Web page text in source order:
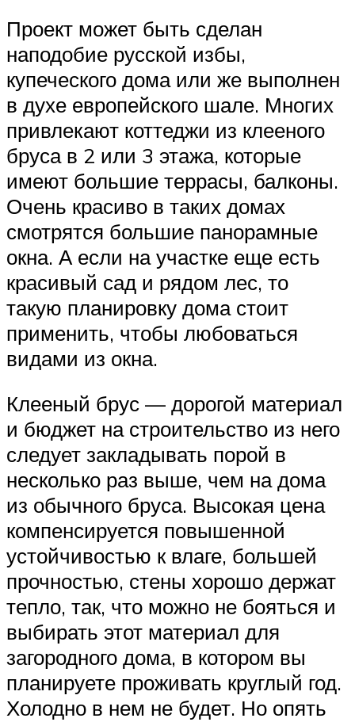
Проект может быть сделан
наподобие русской избы,
купеческого дома или же выполнен
в духе европейского шале. Многих
привлекают коттеджи из клееного
бруса в 2 или 3 этажа, которые
имеют большие террасы, балконы.
Очень красиво в таких домах
смотрятся большие панорамные
окна. А если на участке еще есть
красивый сад и рядом лес, то
такую планировку дома стоит
применить, чтобы любоваться
видами из окна.
Клееный брус — дорогой материал
и бюджет на строительство из него
следует закладывать порой в
несколько раз выше, чем на дома
из обычного бруса. Высокая цена
компенсируется повышенной
устойчивостью к влаге, большей
прочностью, стены хорошо держат
тепло, так, что можно не бояться и
выбирать этот материал для
загородного дома, в котором вы
планируете проживать круглый год.
Холодно в нем не будет. Но опять